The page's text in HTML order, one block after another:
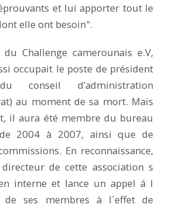
et lui apporter tout le
elle ont besoin".
Challenge camerounais e.V,
occupait le poste de président
conseil d’administration
au moment de sa mort. Mais
il aura été membre du bureau
2004 à 2007, ainsi que de
En reconnaissance,
de cette association s
interne et lance un appel á l
de ses membres à l´effet de